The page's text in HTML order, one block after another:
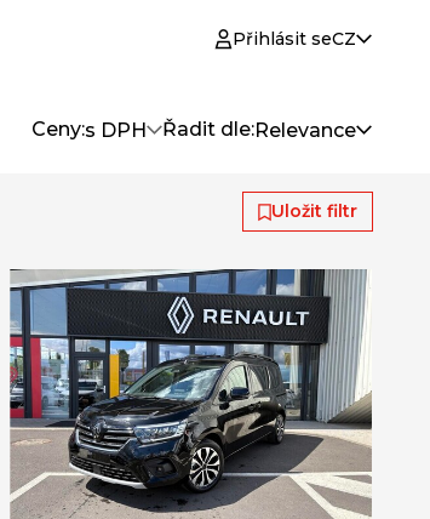
Přihlásit seCZ
Ceny:s DPH Řadit dle:Relevance
Uložit filtr